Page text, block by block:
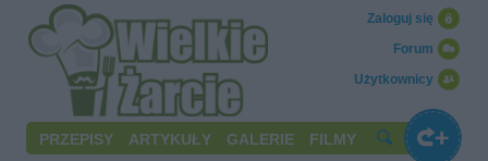
Użytkownicy
Forum
Zaloguj się
PRZEPISY ARTYKUŁY GALERIE FILMY